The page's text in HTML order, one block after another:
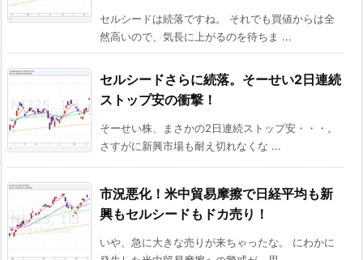
セルシードは続落ですね。 それでも買値からは全
然高いので、気長に上がるのを待ちま ...
セルシードさらに続落。そーせい2日連続
ストップ安の衝撃！
そーせい株、まさかの2日連続ストップ安・・・。
さすがに新興市場も耐え切れなくな ...
市況悪化！米中貿易摩擦で日経平均も新
興もセルシードもドカ売り！
いや、急に大きな売りが来ちゃったな。 にわかに